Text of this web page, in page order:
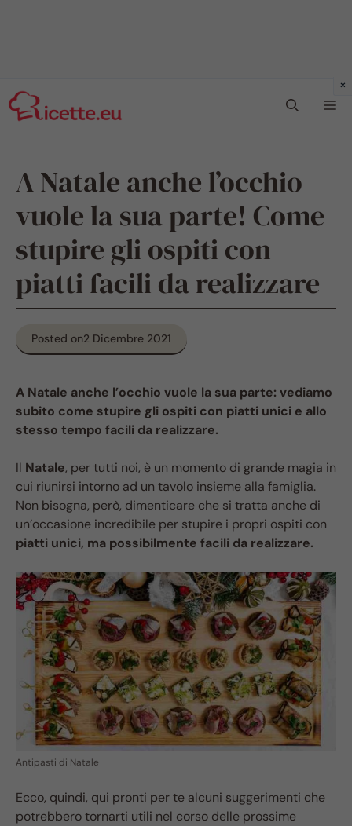
al
contenuto
A Natale anche l’occhio
vuole la sua parte! Come
stupire gli ospiti con
piatti facili da realizzare
Posted on2 Dicembre 2021
A Natale anche l’occhio vuole la sua parte: vediamo
subito come stupire gli ospiti con piatti unici e allo
stesso tempo facili da realizzare.
Il Natale, per tutti noi, è un momento di grande magia in
cui riunirsi intorno ad un tavolo insieme alla famiglia.
Non bisogna, però, dimenticare che si tratta anche di
un’occasione incredibile per stupire i propri ospiti con
piatti unici, ma possibilmente facili da realizzare.
Antipasti di Natale
Ecco, quindi, qui pronti per te alcuni suggerimenti che
potrebbero tornarti utili nel corso delle prossime